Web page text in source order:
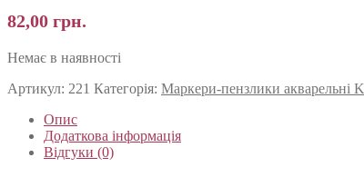
82,00 грн.
Немає в наявності
Артикул: 221 Категорія: Маркери-пензлики акварельні
Опис
Додаткова інформація
Відгуки (0)